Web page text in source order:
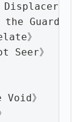
Displacer》
Guard》
》
Seer》
》